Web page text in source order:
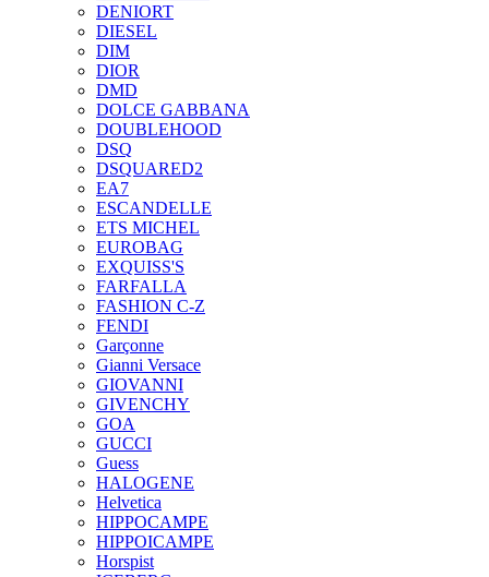
DENIORT
DIESEL
DIM
DIOR
DMD
DOLCE GABBANA
DOUBLEHOOD
DSQ
DSQUARED2
EA7
ESCANDELLE
ETS MICHEL
EUROBAG
EXQUISS'S
FARFALLA
FASHION C-Z
FENDI
Garçonne
Gianni Versace
GIOVANNI
GIVENCHY
GOA
GUCCI
Guess
HALOGENE
Helvetica
HIPPOCAMPE
HIPPOICAMPE
Horspist